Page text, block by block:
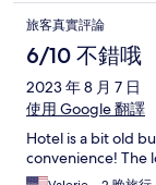
旅客真實評論
6/10 不錯哦
2023 年 8 月 7 日
使用 Google 翻譯
Hotel is a bit old
convenience! The